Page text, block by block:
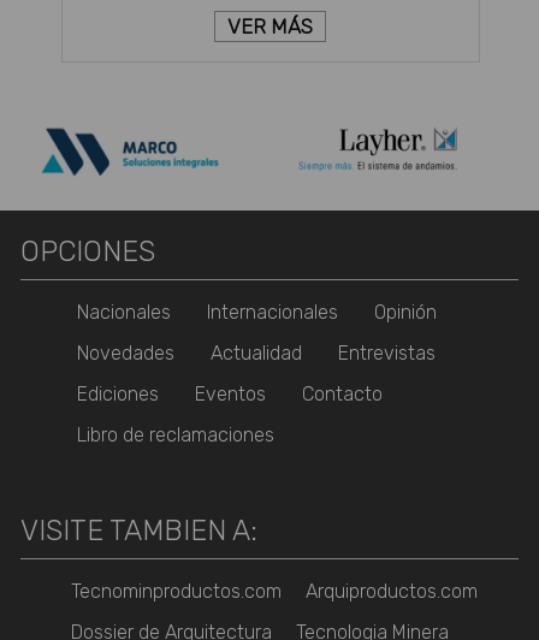
VER MÁS
OPCIONES
Nacionales Internacionales
Opinión
Novedades
Actualidad
Entrevistas
Ediciones
Eventos
Contacto
Libro de reclamaciones
VISITE TAMBIEN A:
Tecnominproductos.com
Arquiproductos.com
Dossier de Arquitectura
Tecnologia Minera